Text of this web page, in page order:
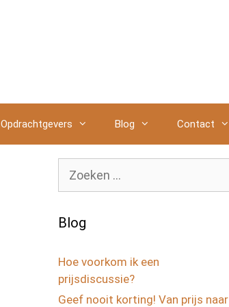
Opdrachtgevers Blog Contact
naar:
Blog
Hoe voorkom ik een
prijsdiscussie?
Geef nooit korting! Van prijs naar